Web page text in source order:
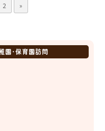
2 »
園・保育園訪問